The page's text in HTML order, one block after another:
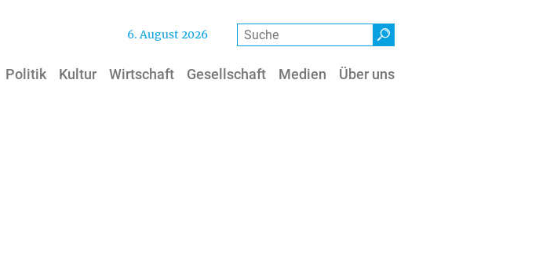
6. August 2026 Suche
Politik Kultur Wirtschaft Gesellschaft Medien Über uns